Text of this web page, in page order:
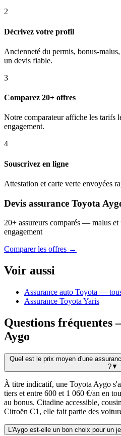
2
Décrivez votre profil
Ancienneté du permis, bonus-
un devis fiable.
3
Comparez 20+ offres
Notre comparateur affiche les tarifs
engagement.
4
Souscrivez en ligne
Attestation et carte verte envoyées
Devis assurance Toyota
20+ assureurs comparés — malus
engagement
Comparer les offres →
Voir aussi
Assurance auto Toyota —
Assurance Toyota Yaris
Questions fréquentes
Aygo
Quel est le prix moyen d'une
?▼
À titre indicatif, une Toyota Aygo
tiers et entre 600 et 1 060 €/an en
au bonus. Citadine accessible,
Citroën C1, elle fait partie des
L'Aygo est-elle un bon choix pour un